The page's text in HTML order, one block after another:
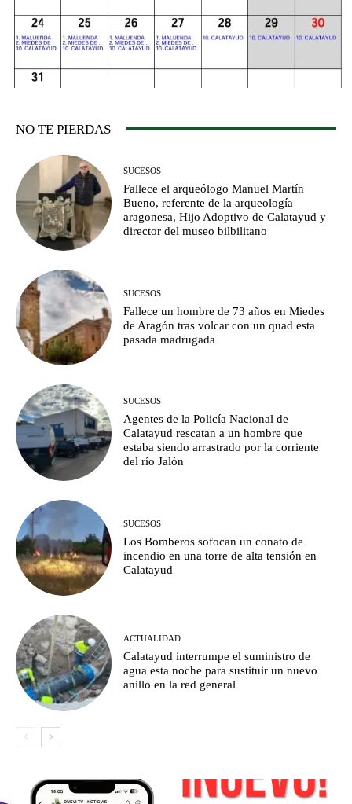
NO TE PIERDAS
SUCESOS
Fallece el arqueólogo Manuel Martín
Bueno, referente de la arqueología
aragonesa, Hijo Adoptivo de Calatayud y
director del museo bilbilitano
SUCESOS
Fallece un hombre de 73 años en Miedes
de Aragón tras volcar con un quad esta
pasada madrugada
SUCESOS
Agentes de la Policía Nacional de
Calatayud rescatan a un hombre que
estaba siendo arrastrado por la corriente
del río Jalón
SUCESOS
Los Bomberos sofocan un conato de
incendio en una torre de alta tensión en
Calatayud
ACTUALIDAD
Calatayud interrumpe el suministro de
agua esta noche para sustituir un nuevo
anillo en la red general